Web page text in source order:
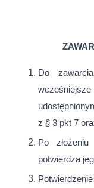
Do
z § 3 pkt 7
Po złożeniu
potwierdza